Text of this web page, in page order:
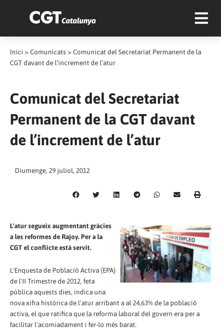
Inici > Comunicats > Comunicat del Secretariat Permanent de la
CGT davant de l’increment de l’atur
Comunicat del Secretariat
Permanent de la CGT davant
de l’increment de l’atur
Diumenge, 29 juliol, 2012
L'atur segueix augmentant gràcies
a les reformes de Rajoy. Per a la
CGT el conflicte està servit.
L'Enquesta de Població Activa (EPA)
de l'II Trimestre de 2012, feta
pública aquests dies, indica una
nova xifra històrica de l'atur arribant a al 24,63% de la població
activa, el que ratifica que la reforma laboral del govern era per a
facilitar l'acomiadament i fer-lo més barat.